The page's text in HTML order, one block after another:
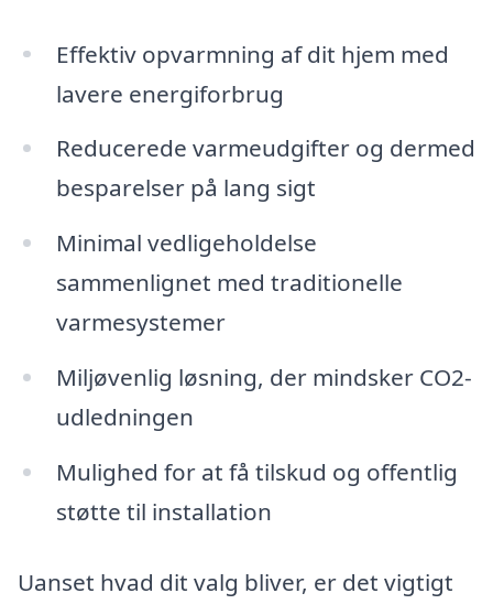
Effektiv opvarmning af dit hjem med
lavere energiforbrug
Reducerede varmeudgifter og dermed
besparelser på lang sigt
Minimal vedligeholdelse
sammenlignet med traditionelle
varmesystemer
Miljøvenlig løsning, der mindsker CO2-
udledningen
Mulighed for at få tilskud og offentlig
støtte til installation
Uanset hvad dit valg bliver, er det vigtigt